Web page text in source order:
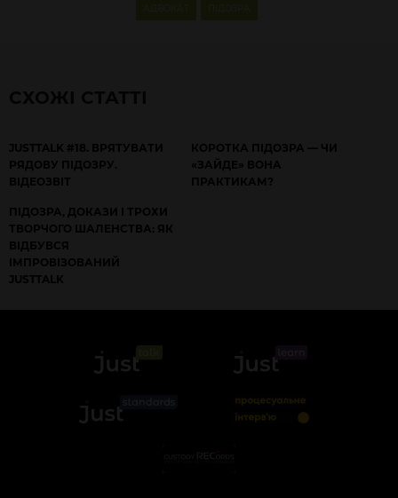
JUSTTALK #18. ВРЯТУВАТИ
РЯДОВУ ПІДОЗРУ.
ВІДЕОЗВІТ
КОРОТКА ПІДОЗРА — ЧИ
«ЗАЙДЕ» ВОНА
ПРАКТИКАМ?
ПІДОЗРА, ДОКАЗИ І ТРОХИ
ТВОРЧОГО ШАЛЕНСТВА: ЯК
ВІДБУВСЯ
ІМПРОВІЗОВАНИЙ
JUSTTALK